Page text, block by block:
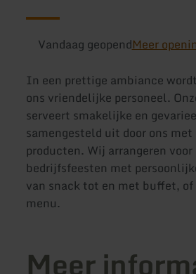
Vandaag geopendMeer
In een prettige ambiance
ons vriendelijke personeel.
serveert smakelijke en
samengesteld uit door ons met
producten. Wij arrangeren
bedrijfsfeesten met
van snack tot en met buffet, of
menu.
Meer